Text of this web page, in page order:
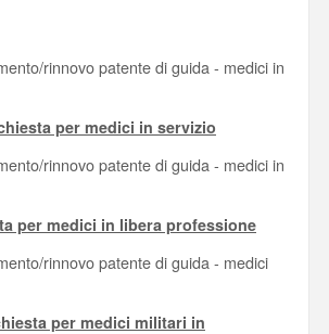
rinnovo patente di guida - medici in
per medici in servizio
rinnovo patente di guida - medici in
per medici in libera professione
rinnovo patente di guida - medici
per medici militari in